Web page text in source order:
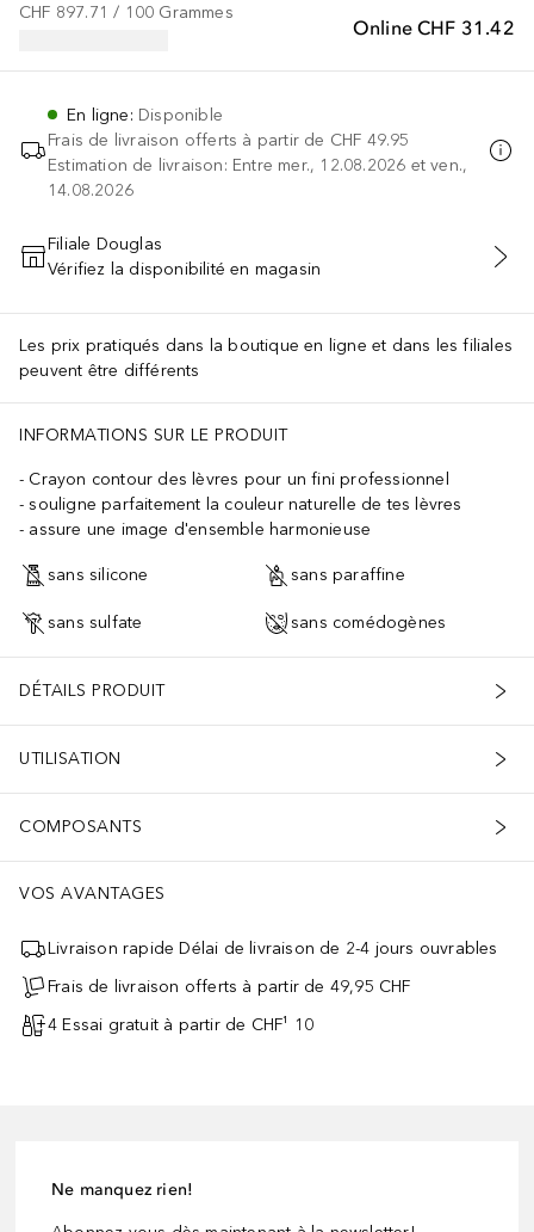
Online CHF 31.42
CHF 897.71 / 100 Grammes
En ligne: Disponible
Frais de livraison offerts à partir de CHF 49.95
Estimation de livraison: Entre mer., 12.08.2026 et ven.,
14.08.2026
AJOUTER AU PANIER
Filiale Douglas
Vérifiez la disponibilité en magasin
Les prix pratiqués dans la boutique en ligne et dans les filiales
peuvent être différents
INFORMATIONS SUR LE PRODUIT
Crayon contour des lèvres pour un fini professionnel
souligne parfaitement la couleur naturelle de tes lèvres
assure une image d'ensemble harmonieuse
sans silicone sans paraffine
sans sulfate sans comédogènes
DÉTAILS PRODUIT
UTILISATION
COMPOSANTS
VOS AVANTAGES
Livraison rapide Délai de livraison de 2-4 jours ouvrables
Frais de livraison offerts à partir de 49,95 CHF
4 Essai gratuit à partir de CHF¹ 10
Ne manquez rien!